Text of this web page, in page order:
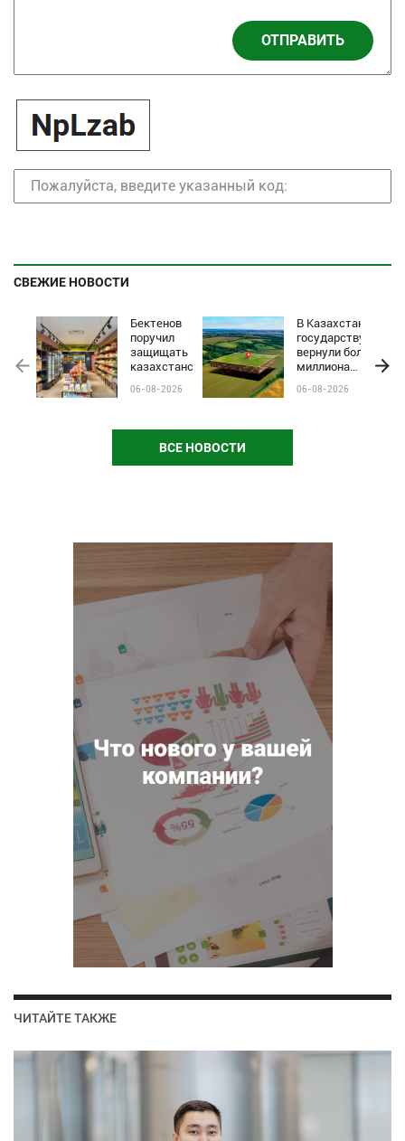
ОТПРАВИТЬ
СВЕЖИЕ НОВОСТИ
Бектенов
поручил
защищать
казахстанские
чёрного пиара
06-08-2026
В Казахстане
государству
вернули более
миллиона
сельхозземель
06-08-2026
ВСЕ НОВОСТИ
ЧИТАЙТЕ ТАКЖЕ